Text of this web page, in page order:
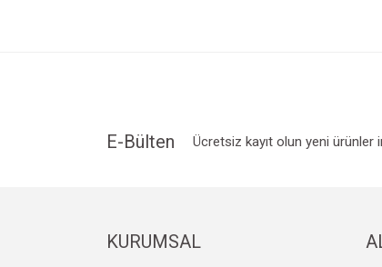
Bu ürüne benzer farklı alternatifler olmalı.
E-Bülten Ücretsiz kayıt olun yeni ürünler
KURUMSAL